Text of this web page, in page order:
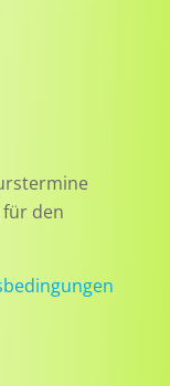
den